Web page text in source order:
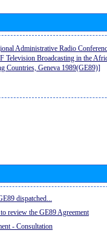
Administrative Radio
Broadcasting in the
Countries, Geneva 1989(GE89)]
dispatched...
review the GE89 Agreement
- Consultation